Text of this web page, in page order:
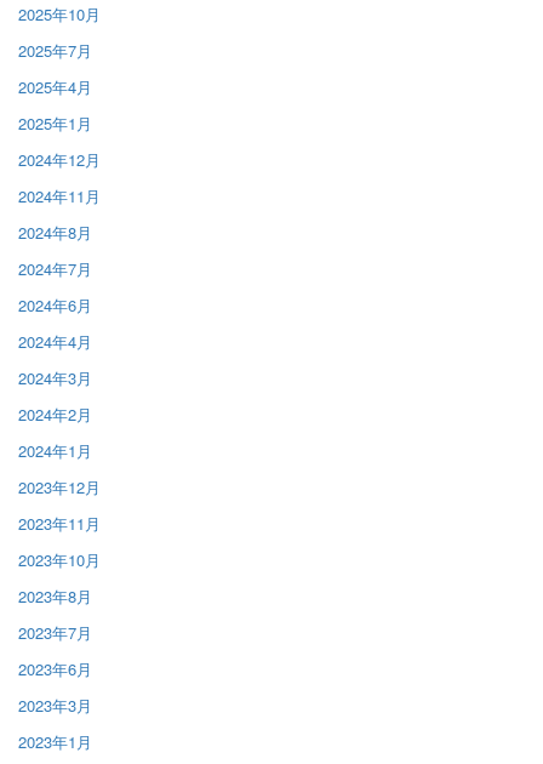
2025年10月
2025年7月
2025年4月
2025年1月
2024年12月
2024年11月
2024年8月
2024年7月
2024年6月
2024年4月
2024年3月
2024年2月
2024年1月
2023年12月
2023年11月
2023年10月
2023年8月
2023年7月
2023年6月
2023年3月
2023年1月